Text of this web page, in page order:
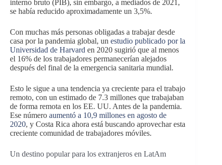
interno bruto (PIB), sin embargo, a mediados de 2021,
se había reducido aproximadamente un 3,5%.
Con muchas más personas obligadas a trabajar desde
casa por la pandemia global, un estudio publicado por la
Universidad de Harvard en 2020 sugirió que al menos
el 16% de los trabajadores permanecerían alejados
después del final de la emergencia sanitaria mundial.
Esto le sigue a una tendencia ya creciente para el trabajo
remoto, con un estimado de 7.3 millones que trabajaban
de forma remota en los EE. UU. Antes de la pandemia.
Ese número aumentó a 10,9 millones en agosto de
2020, y Costa Rica ahora está buscando aprovechar esta
creciente comunidad de trabajadores móviles.
Un destino popular para los extranjeros en LatAm